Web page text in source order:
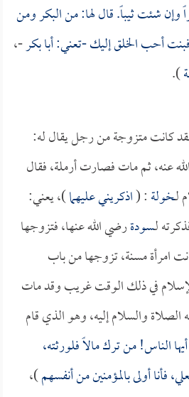
وإن شئت ثيباً. قال لها: من البكر ومن
فبنت أحب الخلق إليك -تعني:أبا بكر-،
).
كانت متزوجة من رجل يقال له:
عنه، ثم مات فصارت أرملة، فقال
لـخولة: (اذكريني عليهما)، يعني:
لـسودةرضي الله عنها، فتزوجها
امرأة مسنة، تزوجها من باب
في ذلك الوقت غريب وقد مات
والسلام إليه، وهو الذي قام
أيها الناس! من ترك مالاً فلورثته،
فأنا أولى بالمؤمنين من أنفسهم)،